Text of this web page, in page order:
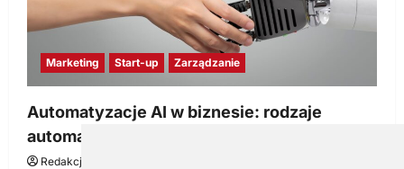
Marketing Start-up Zarządzanie
Automatyzacje AI w biznesie: rodzaje
automatyzacji i korzyści dla Twojej firmy
Redakcja KnowMore.pl